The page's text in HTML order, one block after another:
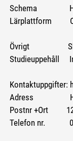
Schema
Lärplattform
Övrigt
Studieuppehåll
Kontaktuppgifter:
Adress
Postnr +Ort
Telefon nr. 08-